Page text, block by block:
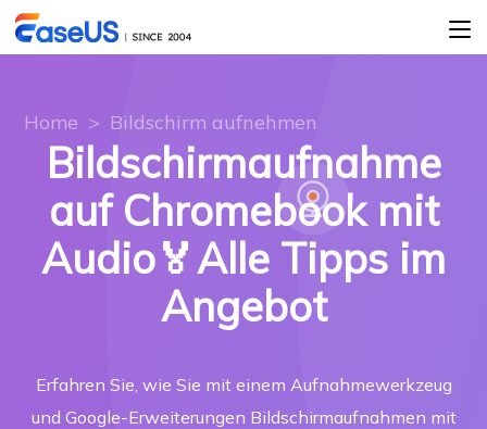
Home > Bildschirm aufnehmen
Bildschirmaufnahme
auf Chromebook mit
Audio🏅Alle Tipps im
Angebot
Erfahren Sie, wie Sie mit einem Aufnahmewerkzeug
und Google-Erweiterungen Bildschirmaufnahmen mit